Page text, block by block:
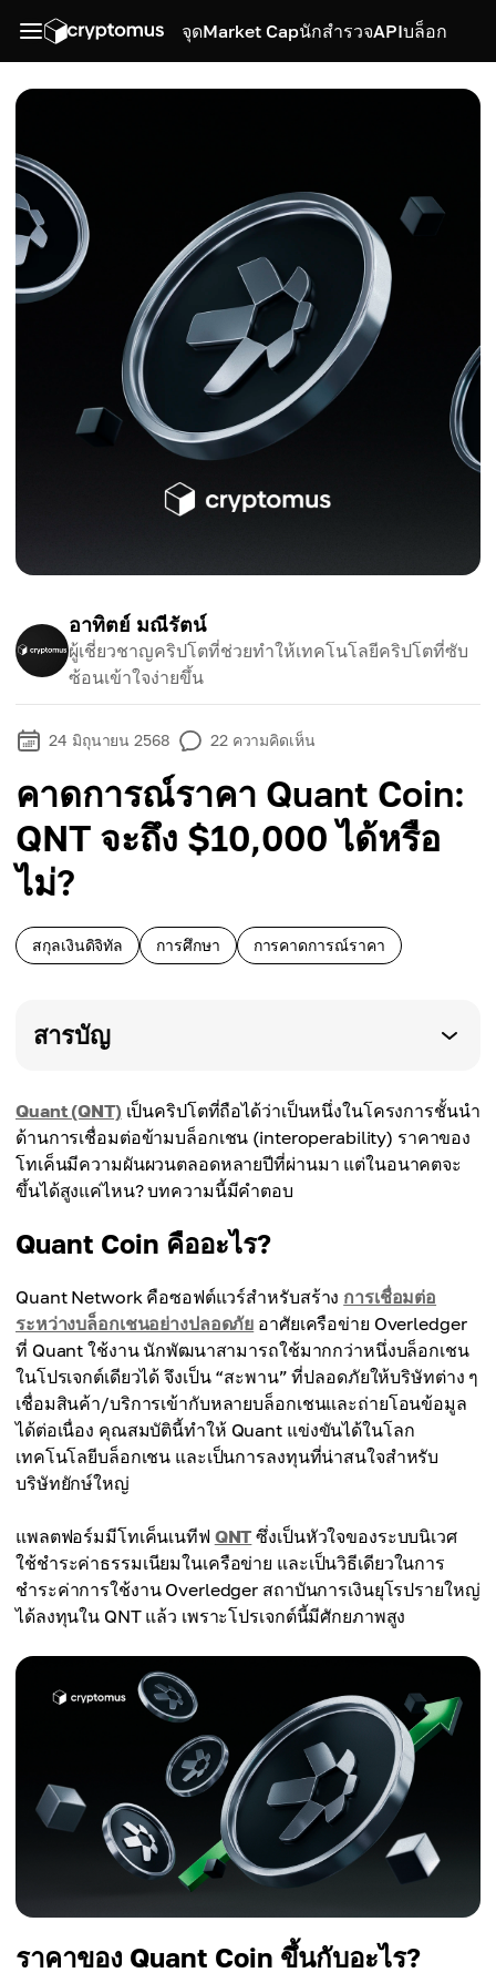
จุดMarket CapนักสำรวจAPIบล็อก
อาทิตย์ มณีรัตน์
ผู้เชี่ยวชาญคริปโตที่ช่วยทำให้เทคโนโลยีคริปโตที่ซับ
ซ้อนเข้าใจง่ายขึ้น
24 มิถุนายน 2568 22 ความคิดเห็น
คาดการณ์ราคา Quant Coin:
QNT จะถึง $10,000 ได้หรือ
ไม่?
สกุลเงินดิจิทัล การศึกษา การคาดการณ์ราคา
สารบัญ
Quant (QNT) เป็นคริปโตที่ถือได้ว่าเป็นหนึ่งในโครงการชั้นนำ
ด้านการเชื่อมต่อข้ามบล็อกเชน (interoperability) ราคาของ
โทเค็นมีความผันผวนตลอดหลายปีที่ผ่านมา แต่ในอนาคตจะ
ขึ้นได้สูงแค่ไหน? บทความนี้มีคำตอบ
Quant Coin คืออะไร?
Quant Network คือซอฟต์แวร์สำหรับสร้าง การเชื่อมต่อ
ระหว่างบล็อกเชนอย่างปลอดภัย อาศัยเครือข่าย Overledger
ที่ Quant ใช้งาน นักพัฒนาสามารถใช้มากกว่าหนึ่งบล็อกเชน
ในโปรเจกต์เดียวได้ จึงเป็น “สะพาน” ที่ปลอดภัยให้บริษัทต่าง ๆ
เชื่อมสินค้า/บริการเข้ากับหลายบล็อกเชนและถ่ายโอนข้อมูล
ได้ต่อเนื่อง คุณสมบัตินี้ทำให้ Quant แข่งขันได้ในโลก
เทคโนโลยีบล็อกเชน และเป็นการลงทุนที่น่าสนใจสำหรับ
บริษัทยักษ์ใหญ่
แพลตฟอร์มมีโทเค็นเนทีฟ QNT ซึ่งเป็นหัวใจของระบบนิเวศ
ใช้ชำระค่าธรรมเนียมในเครือข่าย และเป็นวิธีเดียวในการ
ชำระค่าการใช้งาน Overledger สถาบันการเงินยุโรปรายใหญ่
ได้ลงทุนใน QNT แล้ว เพราะโปรเจกต์นี้มีศักยภาพสูง
ราคาของ Quant Coin ขึ้นกับอะไร?